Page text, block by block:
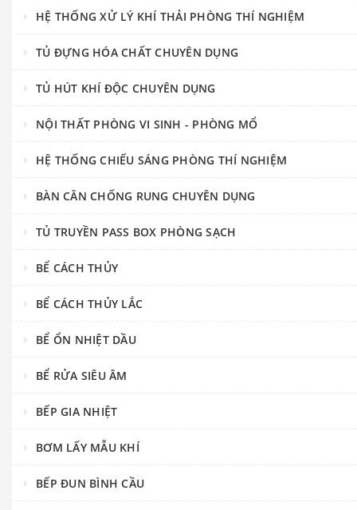
HỆ THỐNG XỬ LÝ KHÍ THẢI PHÒNG THÍ NGHIỆM
TỦ ĐỰNG HÓA CHẤT CHUYÊN DỤNG
TỦ HÚT KHÍ ĐỘC CHUYÊN DỤNG
NỘI THẤT PHÒNG VI SINH - PHÒNG MỔ
HỆ THỐNG CHIẾU SÁNG PHÒNG THÍ NGHIỆM
BÀN CÂN CHỐNG RUNG CHUYÊN DỤNG
TỦ TRUYỀN PASS BOX PHÒNG SẠCH
BỂ CÁCH THỦY
BỂ CÁCH THỦY LẮC
BỂ ỔN NHIỆT DẦU
BỂ RỬA SIÊU ÂM
BẾP GIA NHIỆT
BƠM LẤY MẪU KHÍ
BẾP ĐUN BÌNH CẦU